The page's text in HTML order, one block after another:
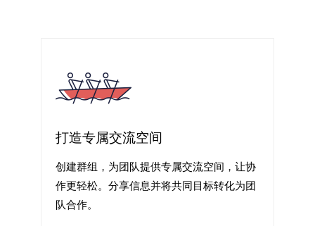
打造专属交流空间
创建群组，为团队提供专属交流空间，让协
作更轻松。分享信息并将共同目标转化为团
队合作。